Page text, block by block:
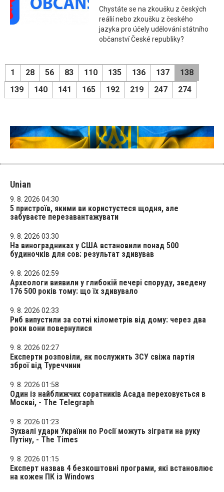
Chystáte se na zkoušku z českých
reálií nebo zkoušku z českého
jazyka pro účely udělování státního
občanství České republiky?
1 28 56 83 110 135 136 137
138
139
140 141 165 192 219 247 274
Unian
9. 8. 2026 04:30
5 пристроїв, якими ви користуєтеся щодня, але
забуваєте перезавантажувати
9. 8. 2026 03:30
На виноградниках у США встановили понад 500
будиночків для сов: результат здивував
9. 8. 2026 02:59
Археологи виявили у глибокій печері споруду, зведену
176 500 років тому: що їх здивувало
9. 8. 2026 02:33
Риб випустили за сотні кілометрів від дому: через два
роки вони повернулися
9. 8. 2026 02:27
Експерти розповіли, як послужить ЗСУ свіжа партія
зброї від Туреччини
9. 8. 2026 01:58
Один із найближчих соратників Асада переховується в
Москві, - The Telegraph
9. 8. 2026 01:23
Зухвалі удари України по Росії можуть зіграти на руку
Путіну, - The Times
9. 8. 2026 01:15
Експерт назвав 4 безкоштовні програми, які встановлює
на кожен ПК із Windows